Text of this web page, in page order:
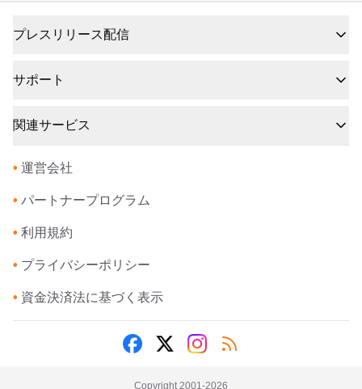
プレスリリース配信
サポート
関連サービス
• 運営会社
• パートナープログラム
• 利用規約
• プライバシーポリシー
• 資金決済法に基づく表示
Copyright 2001-2026